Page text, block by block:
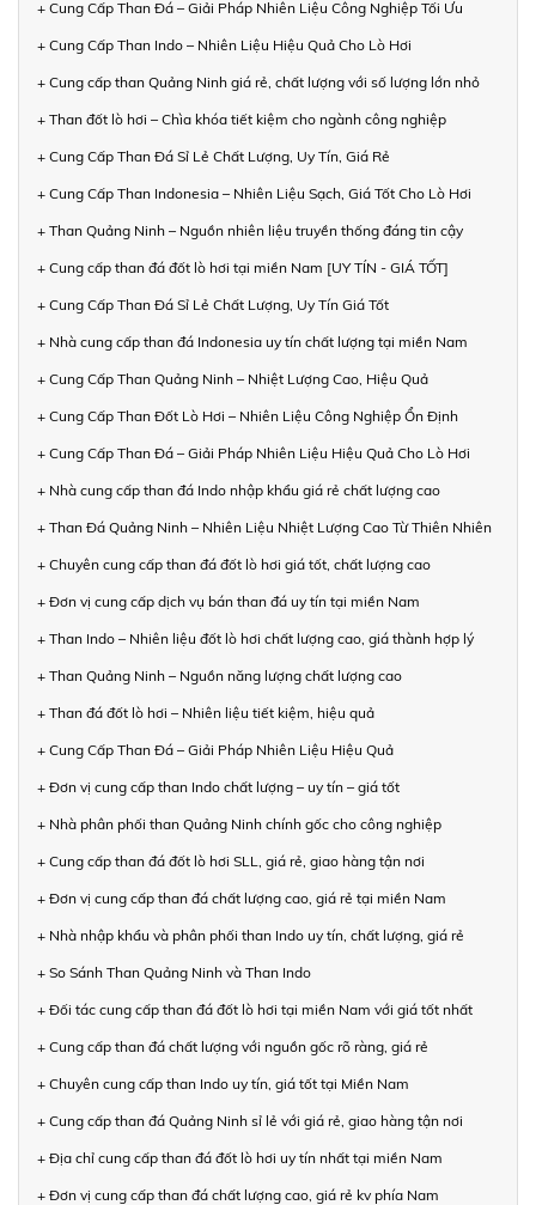
+ Cung Cấp Than Đá – Giải Pháp Nhiên Liệu Công Nghiệp Tối Ưu
+ Cung Cấp Than Indo – Nhiên Liệu Hiệu Quả Cho Lò Hơi
+ Cung cấp than Quảng Ninh giá rẻ, chất lượng với số lượng lớn nhỏ
+ Than đốt lò hơi – Chìa khóa tiết kiệm cho ngành công nghiệp
+ Cung Cấp Than Đá Sỉ Lẻ Chất Lượng, Uy Tín, Giá Rẻ
+ Cung Cấp Than Indonesia – Nhiên Liệu Sạch, Giá Tốt Cho Lò Hơi
+ Than Quảng Ninh – Nguồn nhiên liệu truyền thống đáng tin cậy
+ Cung cấp than đá đốt lò hơi tại miền Nam [UY TÍN - GIÁ TỐT]
+ Cung Cấp Than Đá Sỉ Lẻ Chất Lượng, Uy Tín Giá Tốt
+ Nhà cung cấp than đá Indonesia uy tín chất lượng tại miền Nam
+ Cung Cấp Than Quảng Ninh – Nhiệt Lượng Cao, Hiệu Quả
+ Cung Cấp Than Đốt Lò Hơi – Nhiên Liệu Công Nghiệp Ổn Định
+ Cung Cấp Than Đá – Giải Pháp Nhiên Liệu Hiệu Quả Cho Lò Hơi
+ Nhà cung cấp than đá Indo nhập khẩu giá rẻ chất lượng cao
+ Than Đá Quảng Ninh – Nhiên Liệu Nhiệt Lượng Cao Từ Thiên Nhiên
+ Chuyên cung cấp than đá đốt lò hơi giá tốt, chất lượng cao
+ Đơn vị cung cấp dịch vụ bán than đá uy tín tại miền Nam
+ Than Indo – Nhiên liệu đốt lò hơi chất lượng cao, giá thành hợp lý
+ Than Quảng Ninh – Nguồn năng lượng chất lượng cao
+ Than đá đốt lò hơi – Nhiên liệu tiết kiệm, hiệu quả
+ Cung Cấp Than Đá – Giải Pháp Nhiên Liệu Hiệu Quả
+ Đơn vị cung cấp than Indo chất lượng – uy tín – giá tốt
+ Nhà phân phối than Quảng Ninh chính gốc cho công nghiệp
+ Cung cấp than đá đốt lò hơi SLL, giá rẻ, giao hàng tận nơi
+ Đơn vị cung cấp than đá chất lượng cao, giá rẻ tại miền Nam
+ Nhà nhập khẩu và phân phối than Indo uy tín, chất lượng, giá rẻ
+ So Sánh Than Quảng Ninh và Than Indo
+ Đối tác cung cấp than đá đốt lò hơi tại miền Nam với giá tốt nhất
+ Cung cấp than đá chất lượng với nguồn gốc rõ ràng, giá rẻ
+ Chuyên cung cấp than Indo uy tín, giá tốt tại Miền Nam
+ Cung cấp than đá Quảng Ninh sỉ lẻ với giá rẻ, giao hàng tận nơi
+ Địa chỉ cung cấp than đá đốt lò hơi uy tín nhất tại miền Nam
+ Đơn vị cung cấp than đá chất lượng cao, giá rẻ kv phía Nam